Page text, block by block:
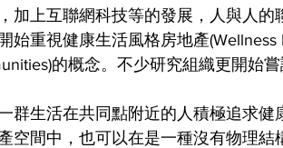
加上互聯網科技等的發展，人與人
始重視健康生活風格房地產(Wellness
的概念。不少研究組織更開始
群生活在共同點附近的人積極追求
空間中，也可以在是一種沒有物理